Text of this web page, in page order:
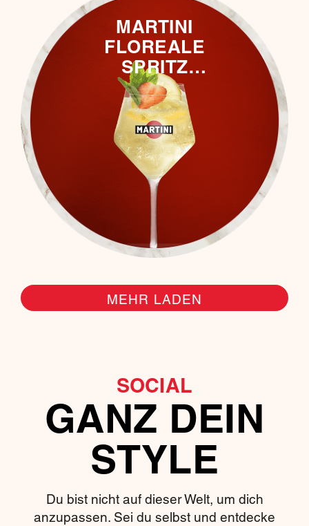
MARTINI
FLOREALE
SPRITZ
(ALKOHOLFREI)
MEHR LADEN
SOCIAL
GANZ DEIN
STYLE
Du bist nicht auf dieser Welt, um dich
anzupassen. Sei du selbst und entdecke